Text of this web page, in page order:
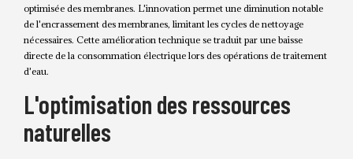
optimisée des membranes. L'innovation permet une diminution notable
de l'encrassement des membranes, limitant les cycles de nettoyage
nécessaires. Cette amélioration technique se traduit par une baisse
directe de la consommation électrique lors des opérations de traitement
d'eau.
L'optimisation des ressources
naturelles